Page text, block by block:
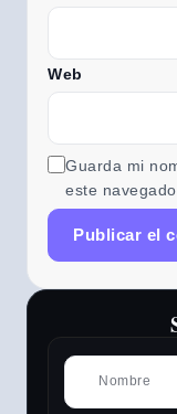
Web
Guarda mi
este